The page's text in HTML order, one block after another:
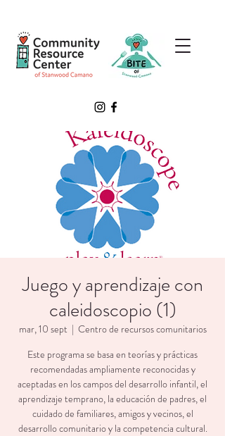
Juego y aprendizaje con
caleidoscopio (1)
mar, 10 sept
  |
Centro de recursos comunitarios
Este programa se basa en teorías y prácticas
recomendadas ampliamente reconocidas y
aceptadas en los campos del desarrollo infantil, el
aprendizaje temprano, la educación de padres, el
cuidado de familiares, amigos y vecinos, el
desarrollo comunitario y la competencia cultural.